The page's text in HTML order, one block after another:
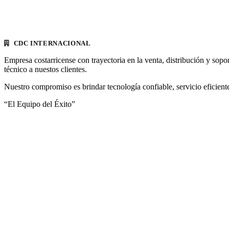
CDC INTERNACIONAL
Empresa costarricense con trayectoria en la venta, distribución y
técnico a nuestos clientes.
Nuestro compromiso es brindar tecnología confiable, servicio
“El Equipo del Éxito”